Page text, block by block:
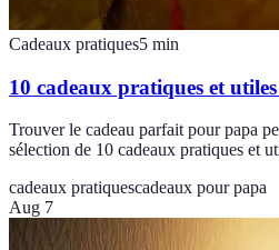
Cadeaux pratiques5 min
10 cadeaux pratiques et
Trouver le cadeau parfait pour papa
sélection de 10 cadeaux pratiques et
cadeaux pratiquescadeaux pour papa
Aug 7